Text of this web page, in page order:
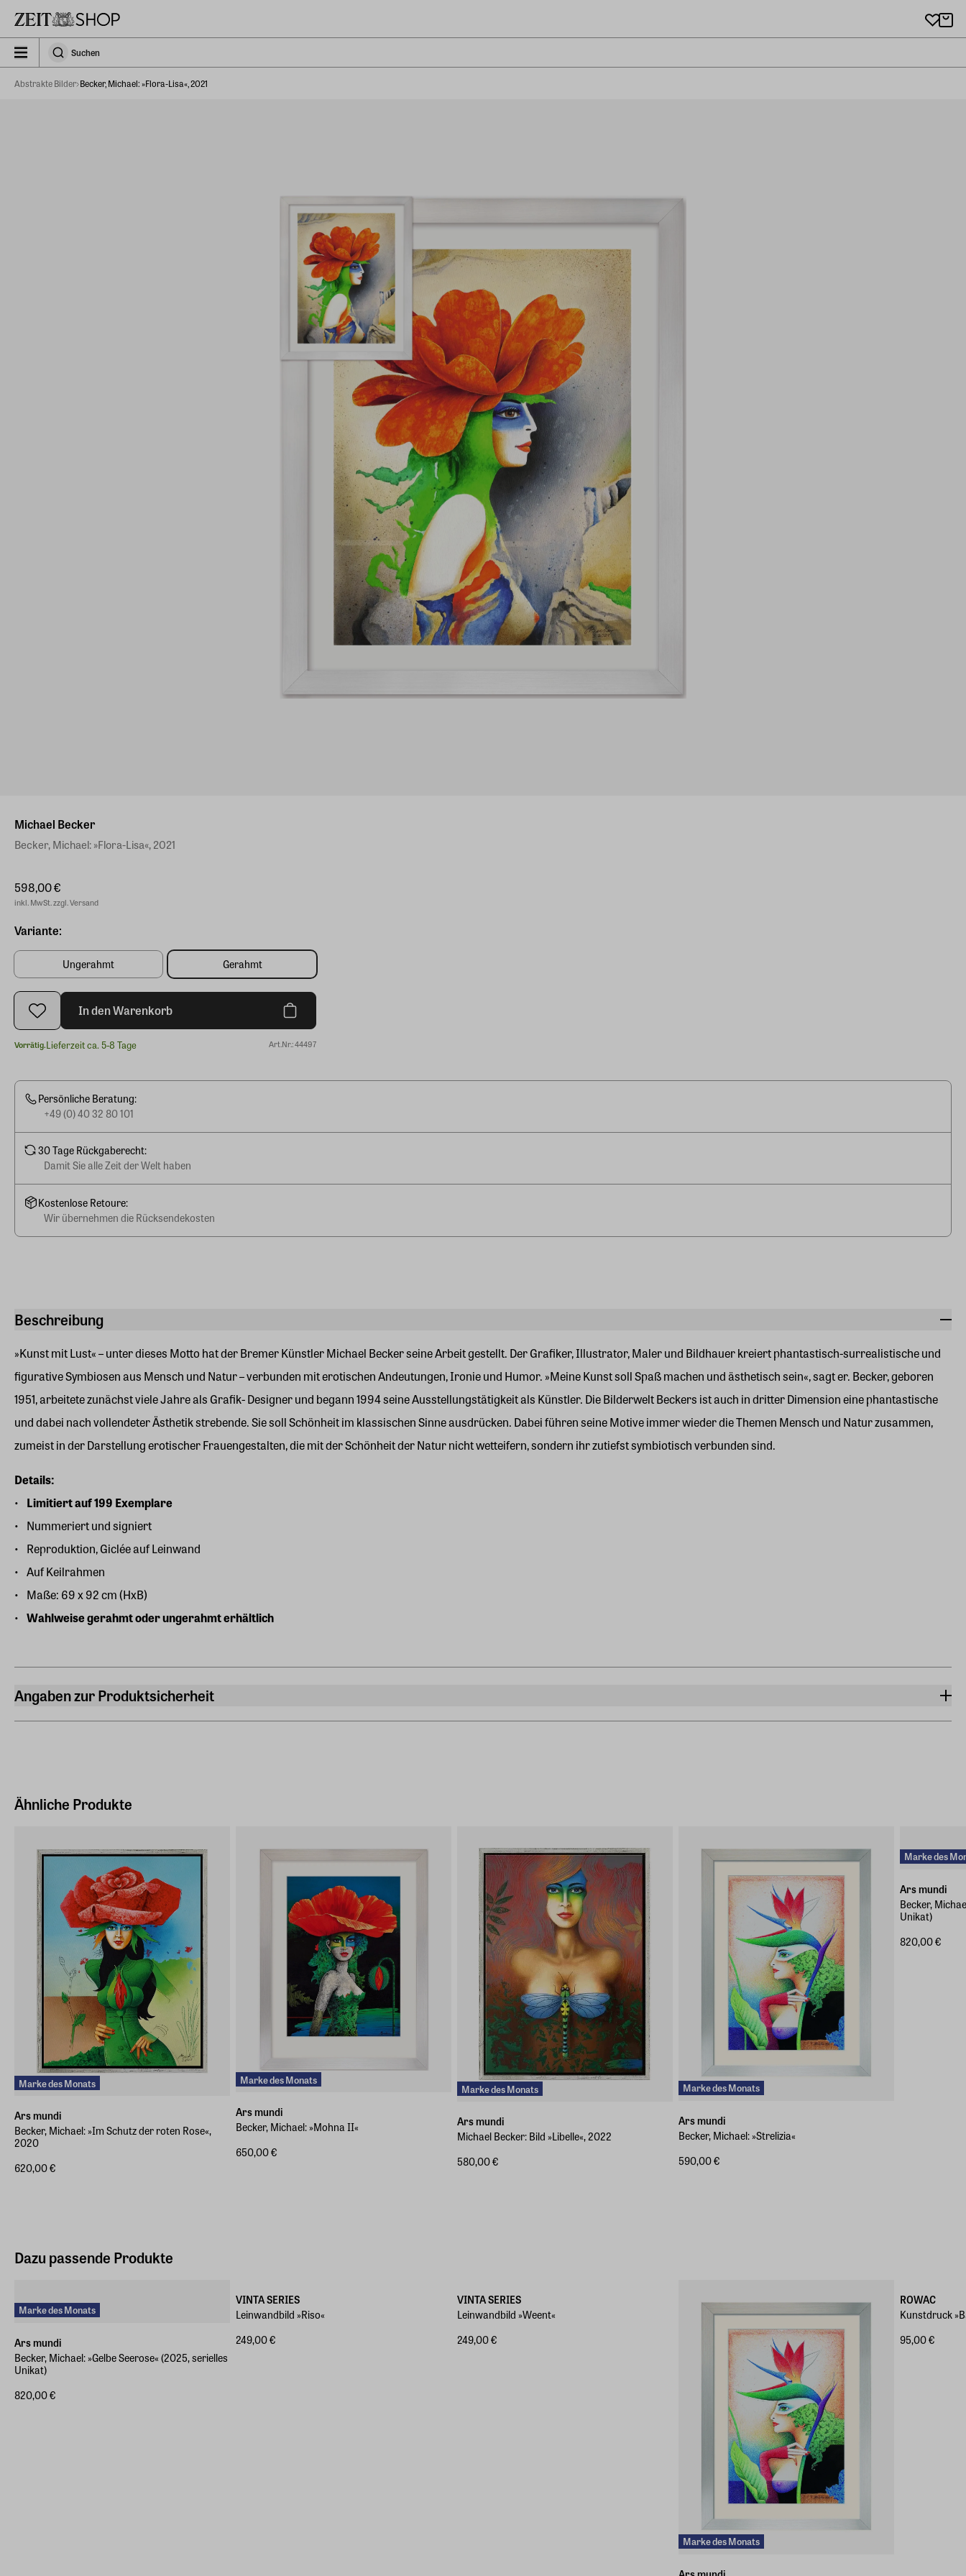
zeit_storefront.components.search.collapsed
SuchenSuchen
Abstrakte Bilder Becker, Michael: »Flora-Lisa«, 2021
Beschreibung
»Kunst mit Lust« – unter dieses Motto hat der Bremer Künstler Michael Becker seine Arbeit gestellt. Der Grafiker, Illustrator, Maler und Bildhauer kreiert phantastisch-surrealistische und
figurative Symbiosen aus Mensch und Natur – verbunden mit erotischen Andeutungen, Ironie und Humor. »Meine Kunst soll Spaß machen und ästhetisch sein«, sagt er. Becker, geboren
1951, arbeitete zunächst viele Jahre als Grafik- Designer und begann 1994 seine Ausstellungstätigkeit als Künstler. Die Bilderwelt Beckers ist auch in dritter Dimension eine phantastische
und dabei nach vollendeter Ästhetik strebende. Sie soll Schönheit im klassischen Sinne ausdrücken. Dabei führen seine Motive immer wieder die Themen Mensch und Natur zusammen,
zumeist in der Darstellung erotischer Frauengestalten, die mit der Schönheit der Natur nicht wetteifern, sondern ihr zutiefst symbiotisch verbunden sind.
Details:
Limitiert auf 199 Exemplare
Nummeriert und signiert
Reproduktion, Giclée auf Leinwand
Auf Keilrahmen
Maße: 69 x 92 cm (HxB)
Wahlweise gerahmt oder ungerahmt erhältlich
Angaben zur Produktsicherheit
Deutschland (EU)
Michael Becker
Becker, Michael: »Flora-Lisa«, 2021
598,00 €
inkl. MwSt. zzgl. Versand
Variante:
Ungerahmt Gerahmt
In den Warenkorb
Vorrätig.Lieferzeit ca. 5-8 Tage Art.Nr.: 44497
Persönliche Beratung:
+49 (0) 40 32 80 101
30 Tage Rückgaberecht:
Damit Sie alle Zeit der Welt haben
Kostenlose Retoure:
Wir übernehmen die Rücksendekosten
Ähnliche Produkte
Marke des Monats
Ars mundi
Becker, Michael: »Im Schutz der roten Rose«,
2020
620,00 €
Marke des Monats
Ars mundi
Becker, Michael: »Mohna II«
650,00 €
Marke des Monats
Ars mundi
Michael Becker: Bild »Libelle«, 2022
580,00 €
Marke des Monats
Ars mundi
Becker, Michael: »Strelizia«
590,00 €
Marke des
Ars mundi
Becker,
Unikat)
820,00 €
Dazu passende Produkte
Marke des Monats
Ars mundi
Becker, Michael: »Gelbe Seerose« (2025, serielles
Unikat)
820,00 €
VINTA SERIES
Leinwandbild »Riso«
249,00 €
VINTA SERIES
Leinwandbild »Weent«
249,00 €
Marke des Monats
ROWAC
Kunstdruck
95,00 €